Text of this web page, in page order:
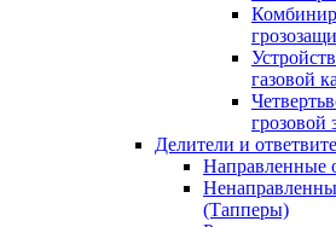
газовой
грозовой
Делители и
Направленные
(Тапперы)